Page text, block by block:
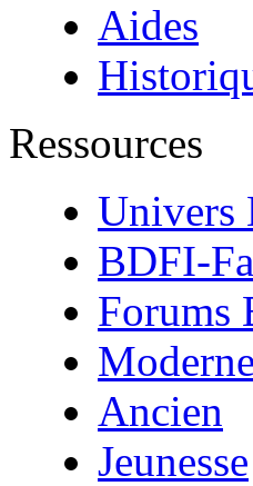
Aides
Ressources
Univers
BDFI-
Forums
Moderne
Ancien
Jeunesse